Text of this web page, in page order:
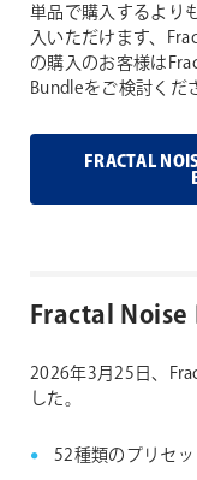
単品で購入するより
入いただけます、
の購入のお客様は
Bundleをご検討くだ
FRACTAL
Fractal Noise
2026年3月25日、
した。
52種類のプリセッ